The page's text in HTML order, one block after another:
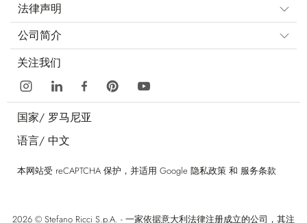
法律声明
公司简介
关注我们
国家/ 罗马尼亚
语言/ 中文
本网站受 reCAPTCHA 保护，并适用 Google 隐私政策 和 服务条款
2026 © Stefano Ricci S.p.A. - 一家依据意大利法律注册成立的公司，其注